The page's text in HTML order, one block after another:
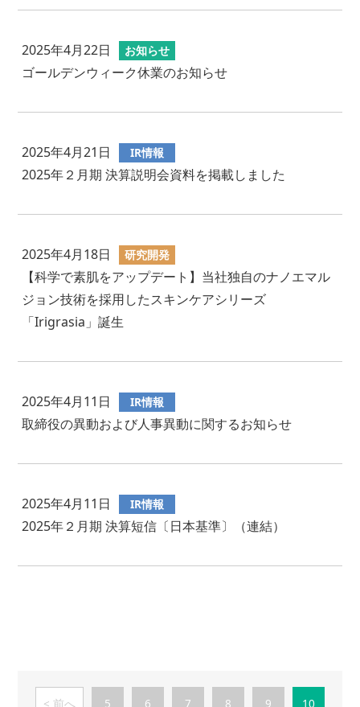
2025年4月22日 お知らせ
ゴールデンウィーク休業のお知らせ
2025年4月21日 IR情報
2025年２月期 決算説明会資料を掲載しました
2025年4月18日 研究開発
【科学で素肌をアップデート】当社独自のナノエマル
ジョン技術を採用したスキンケアシリーズ
「Irigrasia」誕生
2025年4月11日 IR情報
取締役の異動および人事異動に関するお知らせ
2025年4月11日 IR情報
2025年２月期 決算短信〔日本基準〕（連結）
前へ 5 6 7 8 9 10